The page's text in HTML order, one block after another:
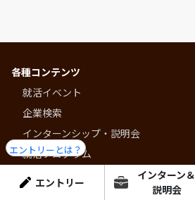
エントリー
エントリーとは？
インターン＆
説明会
各種コンテンツ
就活イベント
企業検索
インターンシップ・説明会
就活プログラム
ショート動画